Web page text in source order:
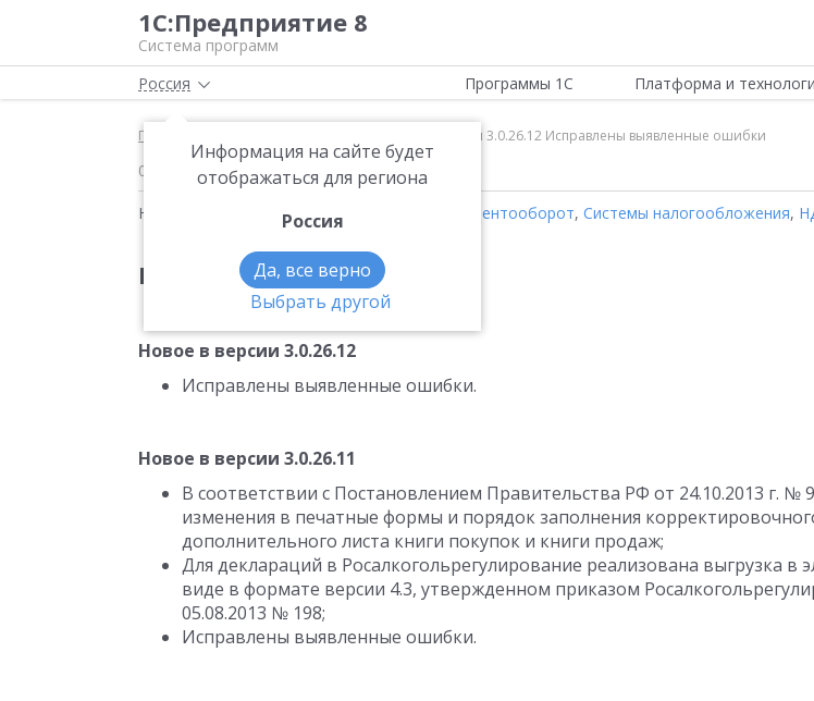
1С:Предприятие 8
Система программ
Россия
Информация на сайте будет
отображаться для региона
Россия
Да, все верно
Выбрать другой
Программы 1С Платформа и
Главная Версия 3.0.26 Новое в версии 3.0.26.12 Исправлены выявленные ошибки
06.11.2013
Новости на тему: Налоги,Электронный документооборот, Системы налогообложения,
Версия 3.0.26
Новое в версии 3.0.26.12
Исправлены выявленные ошибки.
Новое в версии 3.0.26.11
В соответствии с Постановлением Правительства РФ от 24.10.2013 г. №
изменения в печатные формы и порядок заполнения
дополнительного листа книги покупок и книги продаж;
Для деклараций в Росалкогольрегулирование реализована выгрузка в
виде в формате версии 4.3, утвержденном приказом
05.08.2013 № 198;
Исправлены выявленные ошибки.